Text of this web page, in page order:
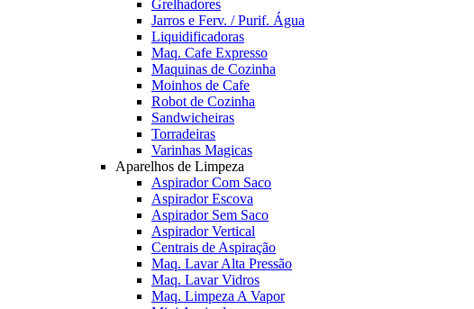
Grelhadores
Jarros e Ferv. / Purif. Água
Liquidificadoras
Maq. Cafe Expresso
Maquinas de Cozinha
Moinhos de Cafe
Robot de Cozinha
Sandwicheiras
Torradeiras
Varinhas Magicas
Aparelhos de Limpeza
Aspirador Com Saco
Aspirador Escova
Aspirador Sem Saco
Aspirador Vertical
Centrais de Aspiração
Maq. Lavar Alta Pressão
Maq. Lavar Vidros
Maq. Limpeza A Vapor